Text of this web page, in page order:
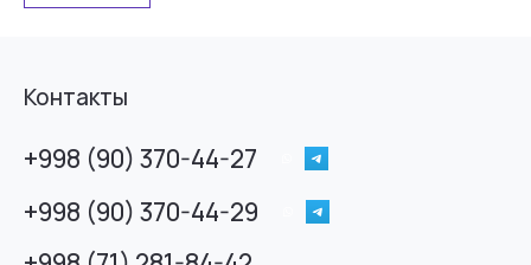
Контакты
+998 (90) 370-44-27
+998 (90) 370-44-29